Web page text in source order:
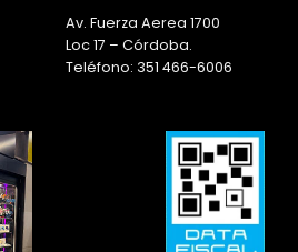
Av. Fuerza Aerea 1700
Loc 17 – Córdoba.
Teléfono: 351 466-6006